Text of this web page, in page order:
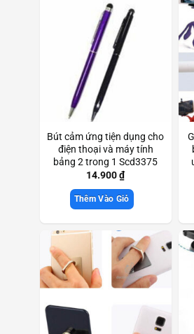
Bút cảm ứng tiện dụng cho
điện thoại và máy tính
bảng 2 trong 1 Scd3375
14.900₫
Thêm Vào Giỏ